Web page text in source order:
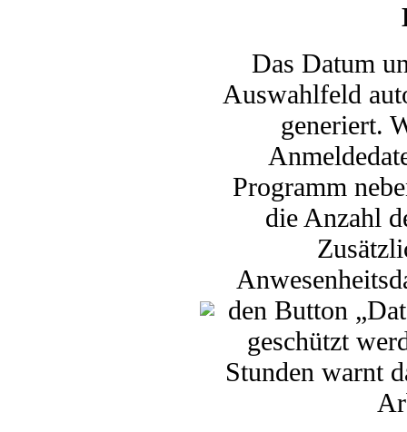
Das Datum
Auswahlfeld
generiert.
Programm
die Anzahl
den Button
geschützt
Stunden warnt